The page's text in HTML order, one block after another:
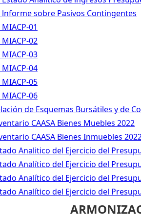
lnforme sobre Pasivos Contingentes
01
MIACP-02
MIACP-03
MIACP-04
MIACP-05
MIACP-06
de Esquemas Bursátiles y de
CAASA Bienes Muebles 2022
CAASA Bienes Inmuebles
Analitico del Ejercicio del
Analítico del Ejercicio del
Analítico del Ejercicio del
Analítico del Ejercicio del